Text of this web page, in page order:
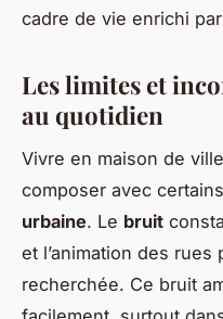
cadre de vie enrichi
Les limites et
au quotidien
Vivre en maison de
composer avec certains
urbaine. Le bruit
et l’animation des
recherchée. Ce bruit